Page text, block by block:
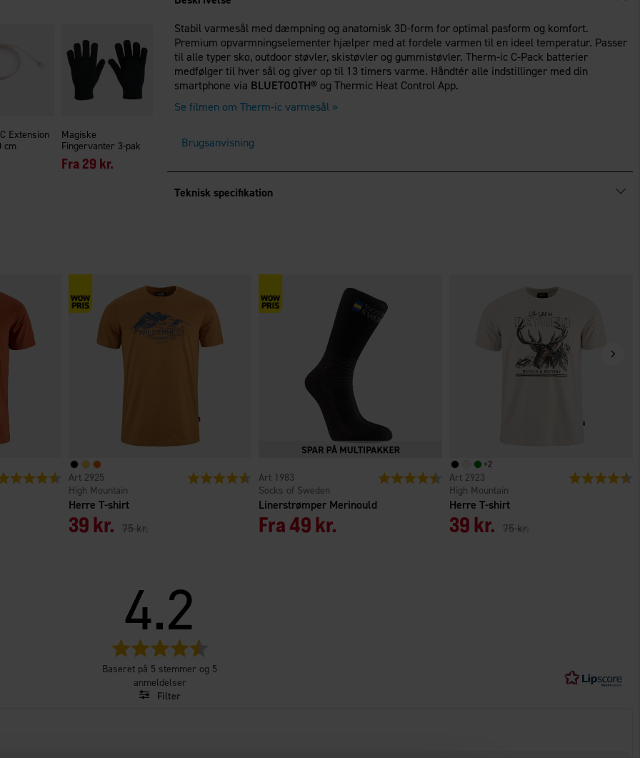
Extension
cm
Magiske
Fingervanter 3-pak
Fra 29 kr.
Stabil varmesål med dæmpning og anatomisk 3D-form for optimal pasform og komfort.
Premium opvarmningselementer hjælper med at fordele varmen til en ideel temperatur. Passer
til alle typer sko, outdoor støvler, skistøvler og gummistøvler. Therm-ic C-Pack batterier
medfølger til hver sål og giver op til 13 timers varme. Håndtér alle indstillinger med din
smartphone via BLUETOOTH® og Thermic Heat Control App.
Se filmen om Therm-ic varmesål »
Brugsanvisning
Teknisk specifikation
4.5 ud af 5 stjerner
Herre T-shirt
High Mountain
2925
39 kr. 75 kr.
Vurdering: 4.5 ud af 5 stjerner
Linerstrømper Merinould
Socks of Sweden
1983
Fra49 kr.
Vurdering: 4.5 ud af 5 stjerner
+2
Herre T-shirt
High Mountain
2923
39 kr. 75 kr.
Vurdering:
4.2
af
Baseret på 5 stemmer og 5
anmeldelser
Filter